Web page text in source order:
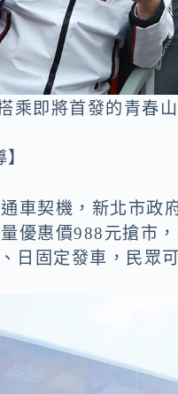
乘即將首發的青春
車契機，新北市政
優惠價988元搶市
日固定發車，民眾